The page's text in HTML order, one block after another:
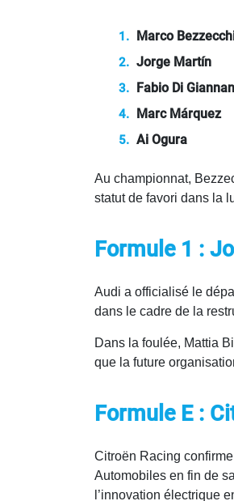
Marco
Jorge Martín
Fabio Di
Marc Márquez
Ai Ogura
Au championnat,
statut de favori dans la
Formule 1 :
Audi a officialisé le
dans le cadre de la
Dans la foulée, Mattia
que la future
Formule E :
Citroën Racing
Automobiles en fin de
l’innovation électrique